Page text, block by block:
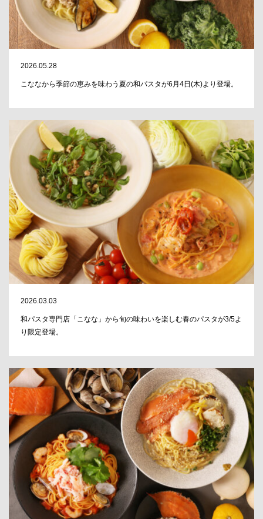
2026.05.28
こななから季節の恵みを味わう夏の和パスタが6月4日(木)より登場。
2026.03.03
和パスタ専門店「こなな」から旬の味わいを楽しむ春のパスタが3/5よ
り限定登場。